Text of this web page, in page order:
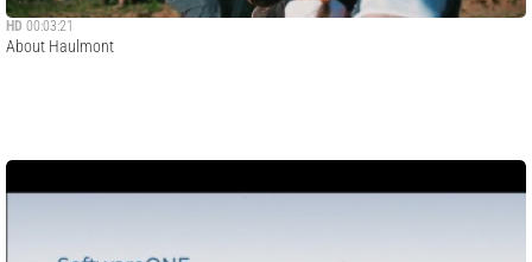
HD 00:03:21
About Haulmont